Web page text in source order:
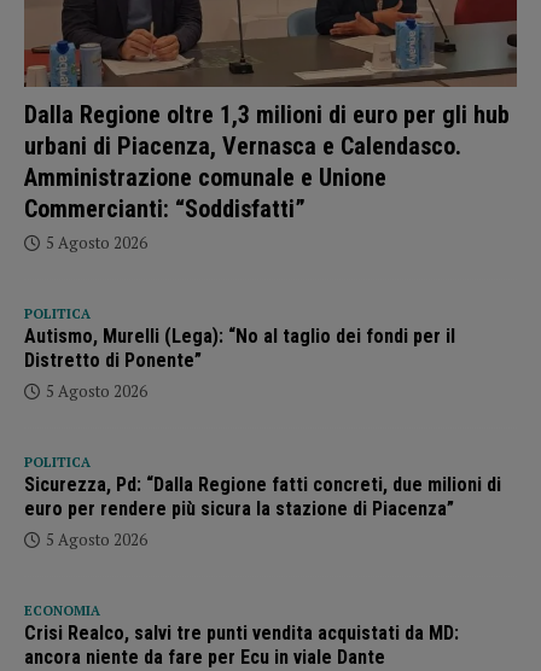
Dalla Regione oltre 1,3 milioni di euro per gli hub
urbani di Piacenza, Vernasca e Calendasco.
Amministrazione comunale e Unione
Commercianti: “Soddisfatti”
5 Agosto 2026
POLITICA
Autismo, Murelli (Lega): “No al taglio dei fondi per il
Distretto di Ponente”
5 Agosto 2026
POLITICA
Sicurezza, Pd: “Dalla Regione fatti concreti, due milioni di
euro per rendere più sicura la stazione di Piacenza”
5 Agosto 2026
ECONOMIA
Crisi Realco, salvi tre punti vendita acquistati da MD:
ancora niente da fare per Ecu in viale Dante